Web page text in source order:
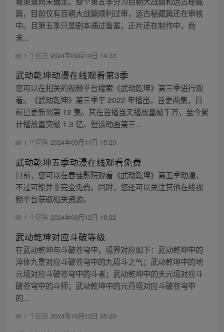
篇，目前仅有百朝大战篇顺利过审，远古秘藏篇还在审核
中。且第五季只是剧本通过备案，正片还在制作中，尚
未...
1 个回答 2024年09月10日 14:33
武动乾坤动漫在线观看第3季
您可以在相关的视频平台搜索《武动乾坤》第三季进行观
看。《武动乾坤》第三季于 2022 年播出，首更两集，目
前已更新到第 12 集。其在首播当天播放量破千万，至今累
计播放量突破 1.3 亿。但该动画第三...
1 个回答 2024年09月11日 15:29
武动乾坤五季动漫在线观看免费
目前，您可以在春佳影院观看《武动乾坤》第五季动漫，
不过可能并非完全免费。同时，您还可以关注其他在线视
频平台获取相关资源。
1 个回答 2024年09月12日 18:22
武动乾坤对应斗破等级
在武动乾坤与斗破苍穹中，境界对应如下：武动乾坤中的
淬体九重对应斗破苍穹中的九段斗之气；武动乾坤中的地
元境对应斗破苍穹中的斗者；武动乾坤中的天元境对应斗
破苍穹中的斗师；武动乾坤中的元丹境对应斗破苍穹中
的...
1 个回答 2024年10月13日 05:25